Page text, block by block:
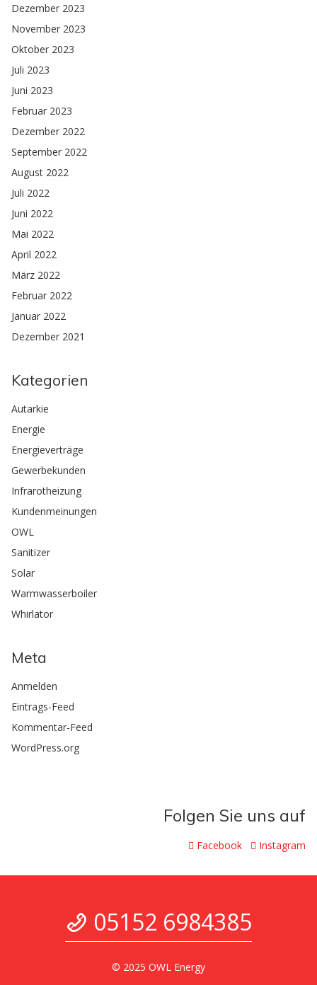
Dezember 2023
November 2023
Oktober 2023
Juli 2023
Juni 2023
Februar 2023
Dezember 2022
September 2022
August 2022
Juli 2022
Juni 2022
Mai 2022
April 2022
März 2022
Februar 2022
Januar 2022
Dezember 2021
Kategorien
Autarkie
Energie
Energieverträge
Gewerbekunden
Infrarotheizung
Kundenmeinungen
OWL
Sanitizer
Solar
Warmwasserboiler
Whirlator
Meta
Anmelden
Eintrags-Feed
Kommentar-Feed
WordPress.org
Folgen Sie uns auf
Facebook Instagram
05152 6984385
© 2025 OWL Energy